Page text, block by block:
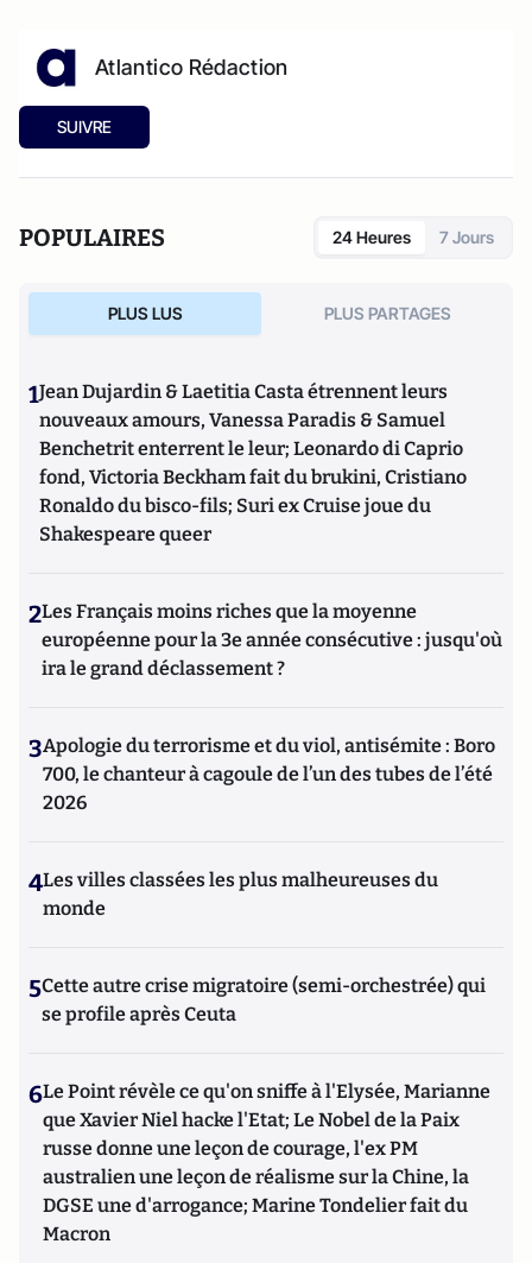
Atlantico Rédaction
SUIVRE
POPULAIRES 24 Heures 7 Jours
PLUS LUS PLUS PARTAGES
1Jean Dujardin & Laetitia Casta étrennent leurs
nouveaux amours, Vanessa Paradis & Samuel
Benchetrit enterrent le leur; Leonardo di Caprio
fond, Victoria Beckham fait du brukini, Cristiano
Ronaldo du bisco-fils; Suri ex Cruise joue du
Shakespeare queer
2Les Français moins riches que la moyenne
européenne pour la 3e année consécutive : jusqu'où
ira le grand déclassement ?
3Apologie du terrorisme et du viol, antisémite : Boro
700, le chanteur à cagoule de l’un des tubes de l’été
2026
4Les villes classées les plus malheureuses du
monde
5Cette autre crise migratoire (semi-orchestrée) qui
se profile après Ceuta
6Le Point révèle ce qu'on sniffe à l'Elysée, Marianne
que Xavier Niel hacke l'Etat; Le Nobel de la Paix
russe donne une leçon de courage, l'ex PM
australien une leçon de réalisme sur la Chine, la
DGSE une d'arrogance; Marine Tondelier fait du
Macron